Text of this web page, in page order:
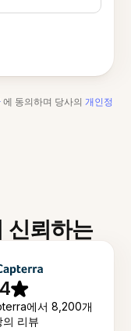
에 동의하며 당사의 개인정
신뢰하는
에서 8,200개
의 리뷰